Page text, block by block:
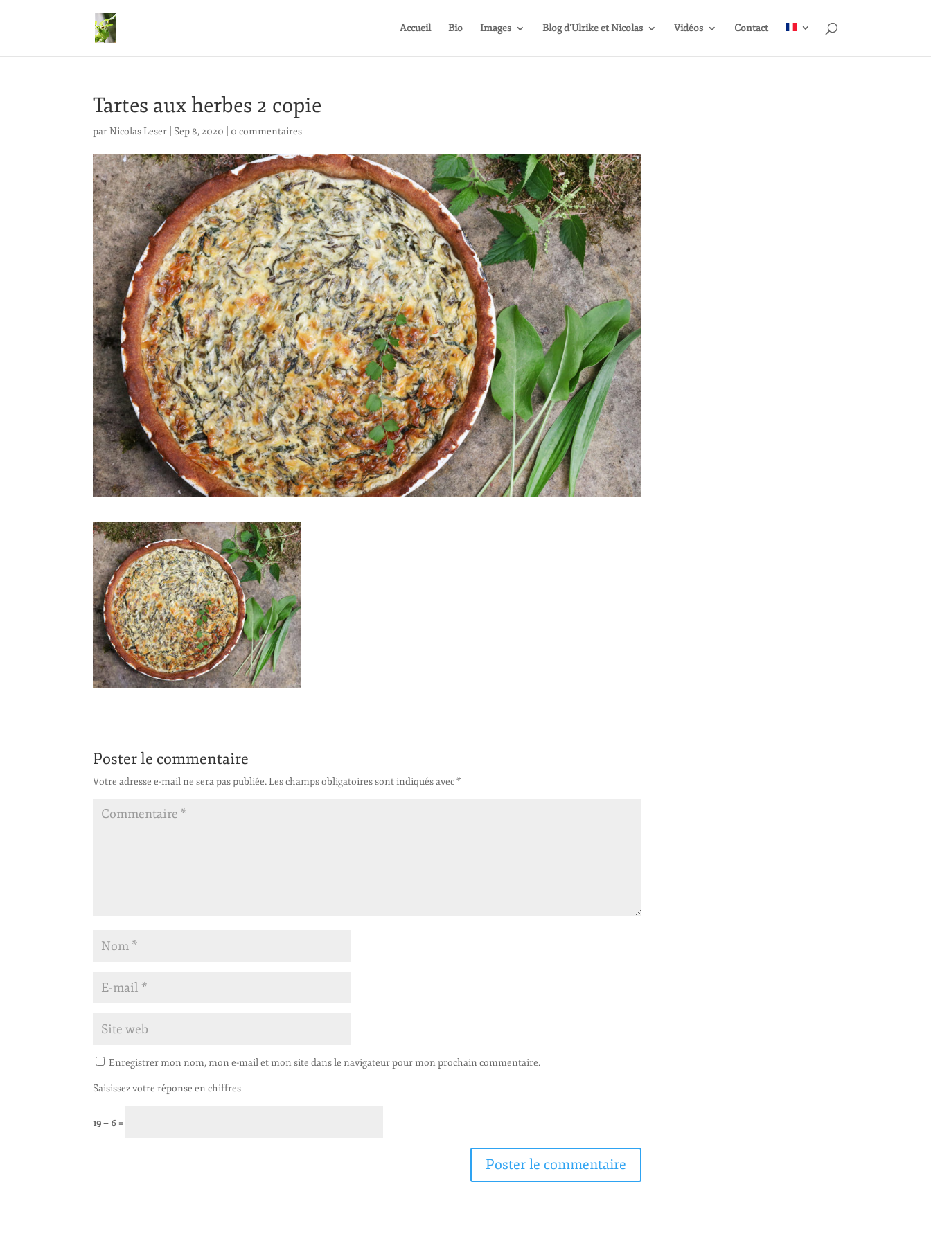
Accueil Bio Images Blog d’Ulrike et Nicolas Vidéos Contact
Tartes aux herbes 2 copie
parNicolas Leser Sep 8, 2020 0 commentaires
Poster le commentaire
Votre adresse e-mail ne sera pas publiée. Les champs obligatoires sont indiqués avec*
Enregistrer mon nom, mon e-mail et mon site dans le navigateur pour mon prochain commentaire.
Saisissez votre réponse en chiffres
19 − 6 =